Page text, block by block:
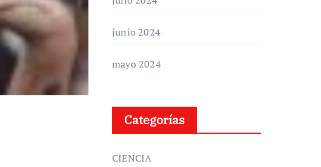
junio 2024
mayo 2024
Categorías
CIENCIA